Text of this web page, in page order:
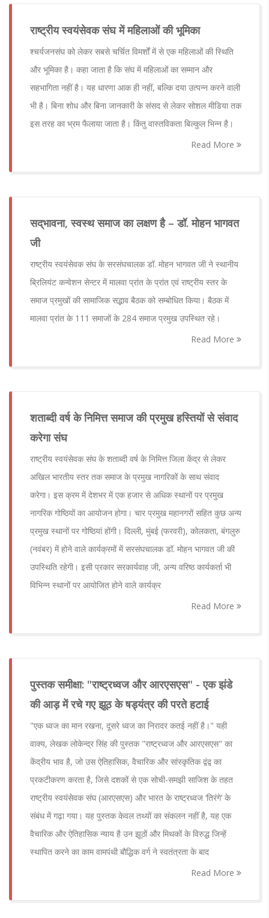
राष्ट्रीय स्वयंसेवक संघ में महिलाओं की भूमिका
श्चर्यजनसंघ को लेकर सबसे चर्चित विमर्शों में से एक महिलाओं की स्थिति
और भूमिका है। कहा जाता है कि संघ में महिलाओं का सम्मान और
सहभागिता नहीं है। यह धारणा आक ही नहीं, बल्कि दया उत्पन्न करने वाली
भी है। बिना शोध और बिना जानकारी के संसद से लेकर सोशल मीडिया तक
इस तरह का भ्रम फैलाया जाता है। किंतु वास्तविकता बिल्कुल भिन्न है।
Read More
सद्‌‌भावना, स्वस्थ समाज का लक्षण है – डॉ. मोहन भागवत
जी
राष्ट्रीय स्वयंसेवक संघ के सरसंघचालक डॉ. मोहन भागवत जी ने स्थानीय
ब्रिलियंट कन्वेशन सेन्टर में मालवा प्रांत के प्रांत एवं राष्ट्रीय स्तर के
समाज प्रमुखों की सामाजिक सद्भाव बैठक को सम्बोधित किया। बैठक में
मालवा प्रांत के 111 समाजों के 284 समाज प्रमुख उपस्थित रहे।
Read More
शताब्दी वर्ष के निमित्त समाज की प्रमुख हस्तियों से संवाद
करेगा संघ
राष्ट्रीय स्वयंसेवक संघ के शताब्दी वर्ष के निमित्त जिला केंद्र से लेकर
अखिल भारतीय स्तर तक समाज के प्रमुख नागरिकों के साथ संवाद
करेगा। इस क्रम में देशभर में एक हजार से अधिक स्थानों पर प्रमुख
नागरिक गोष्ठियों का आयोजन होगा। चार प्रमुख महानगरों सहित कुछ अन्य
प्रमुख स्थानों पर गोष्ठियां होंगी। दिल्ली, मुंबई (फरवरी), कोलकता, बंगलुरु
(नवंबर) में होने वाले कार्यक्रमों में सरसंघचालक डॉ. मोहन भागवत जी की
उपस्थिति रहेगी। इसी प्रकार सरकार्यवाह जी, अन्य वरिष्ठ कार्यकर्ता भी
विभिन्न स्थानों पर आयोजित होने वाले कार्यक्र
Read More
पुस्तक समीक्षा: "राष्ट्रध्वज और आरएसएस" - एक झंडे
की आड़ में रचे गए झूठ के षड्यंत्र की परते हटाई
"एक ध्वज का मान रखना, दूसरे ध्वज का निरादर कतई नहीं है।" यही
वाक्य, लेखक लोकेन्द्र सिंह की पुस्तक "राष्ट्रध्वज और आरएसएस" का
केंद्रीय भाव है, जो उस ऐतिहासिक, वैचारिक और सांस्कृतिक द्वंद्व का
प्रकटीकरण करता है, जिसे दशकों से एक सोची-समझी साजिश के तहत
राष्ट्रीय स्वयंसेवक संघ (आरएसएस) और भारत के राष्ट्रध्वज ‘तिरंगे’ के
संबंध में गढ़ा गया। यह पुस्तक केवल तथ्यों का संकलन नहीं है, यह एक
वैचारिक और ऐतिहासिक न्याय है उन झूठों और मिथकों के विरुद्ध जिन्हें
स्थापित करने का काम वामपंथी बौद्धिक वर्ग ने स्वतंत्रता के बाद
Read More